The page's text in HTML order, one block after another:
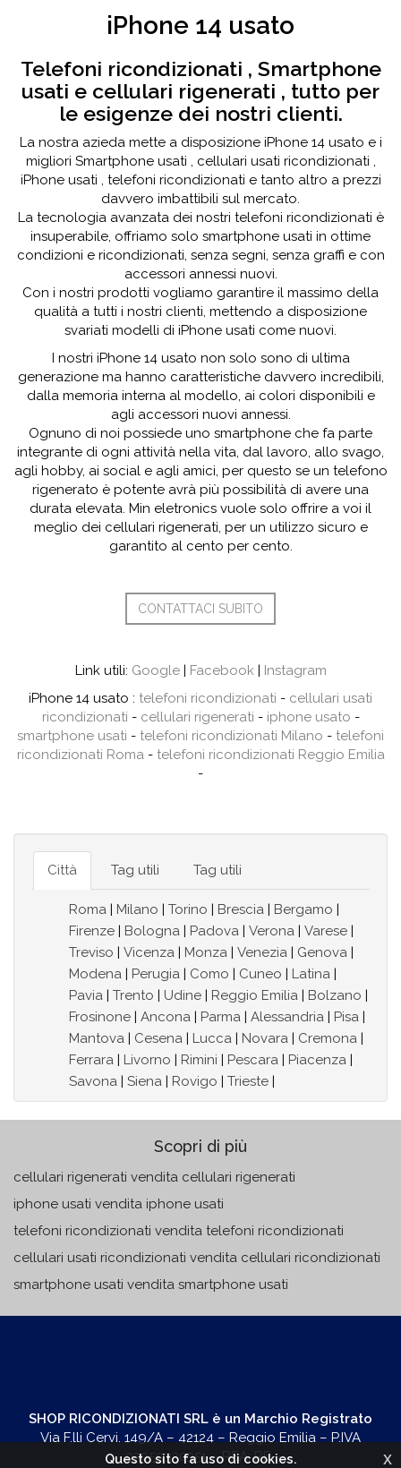
iPhone 14 usato
Telefoni ricondizionati , Smartphone
usati e cellulari rigenerati , tutto per
le esigenze dei nostri clienti.
La nostra azieda mette a disposizione iPhone 14 usato e i
migliori Smartphone usati , cellulari usati ricondizionati ,
iPhone usati , telefoni ricondizionati e tanto altro a prezzi
davvero imbattibili sul mercato.
La tecnologia avanzata dei nostri telefoni ricondizionati è
insuperabile, offriamo solo smartphone usati in ottime
condizioni e ricondizionati, senza segni, senza graffi e con
accessori annessi nuovi.
Con i nostri prodotti vogliamo garantire il massimo della
qualità a tutti i nostri clienti, mettendo a disposizione
svariati modelli di iPhone usati come nuovi.
I nostri iPhone 14 usato non solo sono di ultima
generazione ma hanno caratteristiche davvero incredibili,
dalla memoria interna al modello, ai colori disponibili e
agli accessori nuovi annessi.
Ognuno di noi possiede uno smartphone che fa parte
integrante di ogni attività nella vita, dal lavoro, allo svago,
agli hobby, ai social e agli amici, per questo se un telefono
rigenerato è potente avrà più possibilità di avere una
durata elevata. Min eletronics vuole solo offrire a voi il
meglio dei cellulari rigenerati, per un utilizzo sicuro e
garantito al cento per cento.
CONTATTACI SUBITO
Link utili: Google| Facebook|
Instagram
iPhone 14 usato : telefoni ricondizionati - cellulari usati
ricondizionati - cellulari rigenerati - iphone usato -
smartphone usati - telefoni ricondizionati Milano - telefoni
ricondizionati Roma- telefoni ricondizionati Reggio Emilia
-
Città Tag utili Tag utili
Roma Milano Torino Brescia Bergamo
Firenze
Bologna Padova Verona Varese
Treviso
Vicenza Monza Venezia Genova
Modena
Perugia Como Cuneo Latina
Pavia
Trento Udine Reggio Emilia Bolzano
Frosinone
Ancona Parma Alessandria Pisa
Mantova
Cesena Lucca Novara Cremona
Ferrara
Livorno Rimini Pescara Piacenza
Savona
Siena Rovigo Trieste
Scopri di più
cellulari rigenerati vendita cellulari rigenerati
iphone usati vendita iphone usati
telefoni ricondizionati vendita telefoni ricondizionati
cellulari usati ricondizionati vendita cellulari ricondizionati
smartphone usati vendita smartphone usati
SHOP RICONDIZIONATI SRL è un Marchio Registrato
Via F.lli Cervi, 149/A – 42124 – Reggio Emilia – P.IVA
03059330351 – REA: RE-
Questo sito fa uso di cookies. x